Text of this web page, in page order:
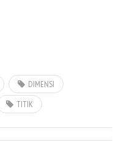
DIMENSI
TITIK